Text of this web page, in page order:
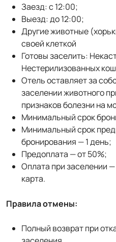
Заезд: с 12:00;
Выезд: до 12:00;
Другие животные
своей клеткой
Готовы заселить:
Нестерилизованных
Отель оставляет за
заселении животного
признаков болезни на
Минимальный срок
Минимальный срок
бронирования — 1 день;
Предоплата — от 50%;
Оплата при заселении
карта.
Правила отмены:
Полный возврат при